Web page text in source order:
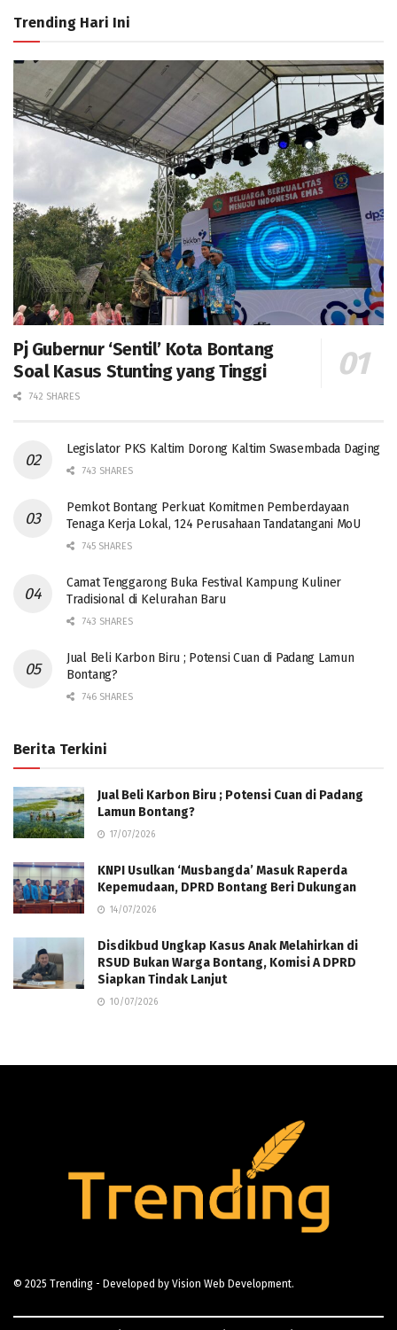
Trending Hari Ini
Pj Gubernur ‘Sentil’ Kota Bontang
Soal Kasus Stunting yang Tinggi
742 SHARES
Legislator PKS Kaltim Dorong Kaltim Swasembada Daging
743 SHARES
Pemkot Bontang Perkuat Komitmen Pemberdayaan
Tenaga Kerja Lokal, 124 Perusahaan Tandatangani MoU
745 SHARES
Camat Tenggarong Buka Festival Kampung Kuliner
Tradisional di Kelurahan Baru
743 SHARES
Jual Beli Karbon Biru ; Potensi Cuan di Padang Lamun
Bontang?
746 SHARES
Berita Terkini
Jual Beli Karbon Biru ; Potensi Cuan di Padang
Lamun Bontang?
17/07/2026
KNPI Usulkan ‘Musbangda’ Masuk Raperda
Kepemudaan, DPRD Bontang Beri Dukungan
14/07/2026
Disdikbud Ungkap Kasus Anak Melahirkan di
RSUD Bukan Warga Bontang, Komisi A DPRD
Siapkan Tindak Lanjut
10/07/2026
© 2025 Trending - Developed by Vision Web Development.